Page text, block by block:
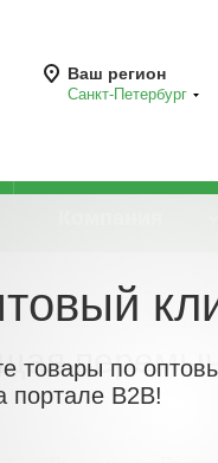
Ваш регион
Санкт-Петербург
и заземления -
товары по
портале B2B!